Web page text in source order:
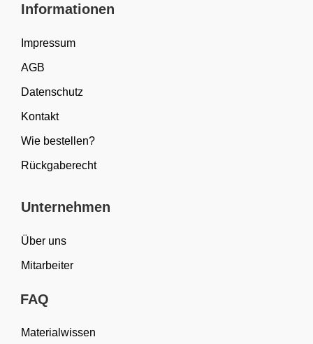
Informationen
Impressum
AGB
Datenschutz
Kontakt
Wie bestellen?
Rückgaberecht
Unternehmen
Über uns
Mitarbeiter
FAQ
Materialwissen